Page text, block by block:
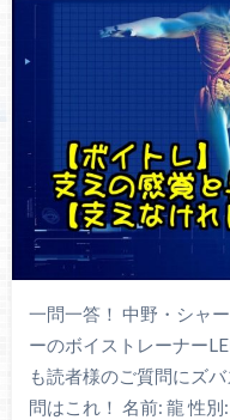
一問一答！ 中野・シャ
ーのボイストレーナー
も読者様のご質問にズ
問はこれ！ 名前: 龍 性